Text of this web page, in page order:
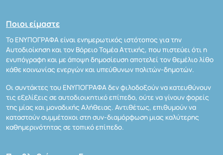
Ποιοι είμαστε
Το ΕΝΥΠΟΓΡΑΦΑ είναι ενημερωτικός ιστότοπος για την
Αυτοδιοίκηση και τον Βόρειο Τομέα Αττικής, που πιστεύει ότι η
ενυπόγραφη και με άποψη δημοσίευση αποτελεί τον θεμέλιο λίθο
κάθε κοινωνίας ενεργών και υπεύθυνων πολιτών-δημοτών.
Οι συντάκτες του ΕΝΥΠΟΓΡΑΦΑ δεν φιλοδοξούν να κατευθύνουν
τις εξελίξεις σε αυτοδιοικητικό επίπεδο, ούτε να γίνουν φορείς
της μίας και μοναδικής Αλήθειας. Αντιθέτως, επιθυμούν να
καταστούν συμμέτοχοι στη συν-διαμόρφωση μιας καλύτερης
καθημερινότητας σε τοπικό επίπεδο.